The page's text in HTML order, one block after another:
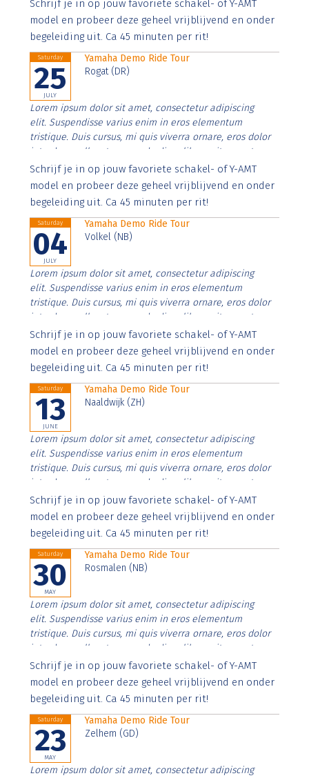
imperdiet. Nunc ut sem vitae risus tristique posuere.
Schrijf je in op jouw favoriete schakel- of Y-AMT
model en probeer deze geheel vrijblijvend en onder
begeleiding uit. Ca 45 minuten per rit!
Saturday
25
JULY
Yamaha Demo Ride Tour
Rogat (DR)
Lorem ipsum dolor sit amet, consectetur adipiscing
elit. Suspendisse varius enim in eros elementum
tristique. Duis cursus, mi quis viverra ornare, eros dolor
interdum nulla, ut commodo diam libero vitae erat.
Aenean faucibus nibh et justo cursus id rutrum lorem
imperdiet. Nunc ut sem vitae risus tristique posuere.
Schrijf je in op jouw favoriete schakel- of Y-AMT
model en probeer deze geheel vrijblijvend en onder
begeleiding uit. Ca 45 minuten per rit!
Saturday
04
JULY
Yamaha Demo Ride Tour
Volkel (NB)
Lorem ipsum dolor sit amet, consectetur adipiscing
elit. Suspendisse varius enim in eros elementum
tristique. Duis cursus, mi quis viverra ornare, eros dolor
interdum nulla, ut commodo diam libero vitae erat.
Aenean faucibus nibh et justo cursus id rutrum lorem
imperdiet. Nunc ut sem vitae risus tristique posuere.
Schrijf je in op jouw favoriete schakel- of Y-AMT
model en probeer deze geheel vrijblijvend en onder
begeleiding uit. Ca 45 minuten per rit!
Saturday
13
JUNE
Yamaha Demo Ride Tour
Naaldwijk (ZH)
Lorem ipsum dolor sit amet, consectetur adipiscing
elit. Suspendisse varius enim in eros elementum
tristique. Duis cursus, mi quis viverra ornare, eros dolor
interdum nulla, ut commodo diam libero vitae erat.
Aenean faucibus nibh et justo cursus id rutrum lorem
imperdiet. Nunc ut sem vitae risus tristique posuere.
Schrijf je in op jouw favoriete schakel- of Y-AMT
model en probeer deze geheel vrijblijvend en onder
begeleiding uit. Ca 45 minuten per rit!
Saturday
30
MAY
Yamaha Demo Ride Tour
Rosmalen (NB)
Lorem ipsum dolor sit amet, consectetur adipiscing
elit. Suspendisse varius enim in eros elementum
tristique. Duis cursus, mi quis viverra ornare, eros dolor
interdum nulla, ut commodo diam libero vitae erat.
Aenean faucibus nibh et justo cursus id rutrum lorem
imperdiet. Nunc ut sem vitae risus tristique posuere.
Schrijf je in op jouw favoriete schakel- of Y-AMT
model en probeer deze geheel vrijblijvend en onder
begeleiding uit. Ca 45 minuten per rit!
Saturday
23
MAY
Yamaha Demo Ride Tour
Zelhem (GD)
Lorem ipsum dolor sit amet, consectetur adipiscing